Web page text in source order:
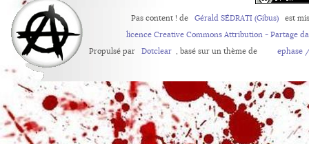
Pas content ! de Gérald SÉDRATI (Gibus)
est
licence Creative Commons Attribution - Partage
Propulsé par
Dotclear , basé sur un thème de ephase